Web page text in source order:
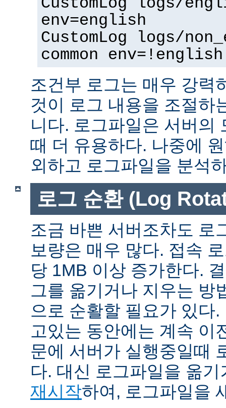
env=english
CustomLog logs/
common env=!english
조건부 로그는 매우 강력
것이 로그 내용을 조절하
니다. 로그파일은 서버의
때 더 유용하다. 나중에
외하고 로그파일을 분석
로그 순환 (Log
조금 바쁜 서버조차도 로
보량은 매우 많다. 접속
당 1MB 이상 증가한다.
그를 옮기거나 지우는 방
으로 순활할 필요가 있다
고있는 동안에는 계속 이
문에 서버가 실행중일때
다. 대신 로그파일을 옮
재시작하여, 로그파일을